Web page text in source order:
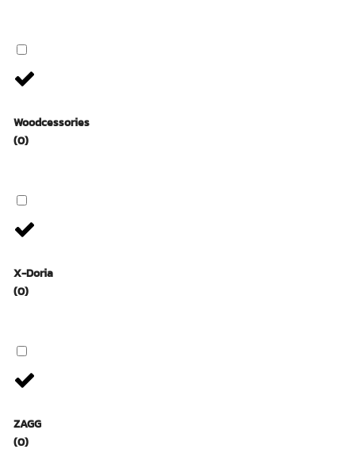
Woodcessories
(0)
X-Doria
(0)
ZAGG
(0)